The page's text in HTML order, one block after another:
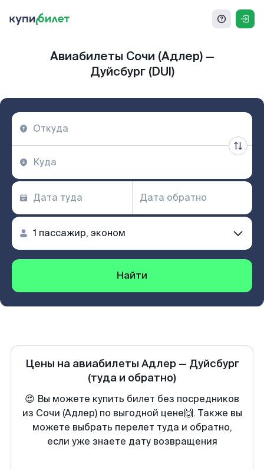
Авиабилеты Сочи (Адлер) —
Дуйсбург (DUI)
Найти
Цены на авиабилеты Адлер— Дуйсбург
(туда и обратно)
😍 Вы можете купить билет без посредников
из Сочи (Адлер) по выгодной цене🙌. Также вы
можете выбрать перелет туда и обратно,
если уже знаете дату возвращения